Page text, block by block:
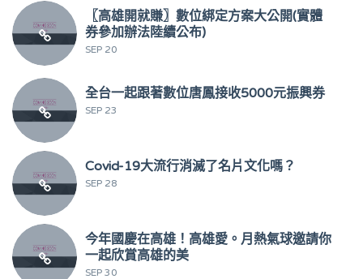
〖高雄開就賺〗數位綁定方案大公開(實體
券參加辦法陸續公布)
SEP 20
全台一起跟著數位唐鳳接收5000元振興券
SEP 23
Covid-19大流行消滅了名片文化嗎？
SEP 28
今年國慶在高雄！高雄愛。月熱氣球邀請你
一起欣賞高雄的美
SEP 30